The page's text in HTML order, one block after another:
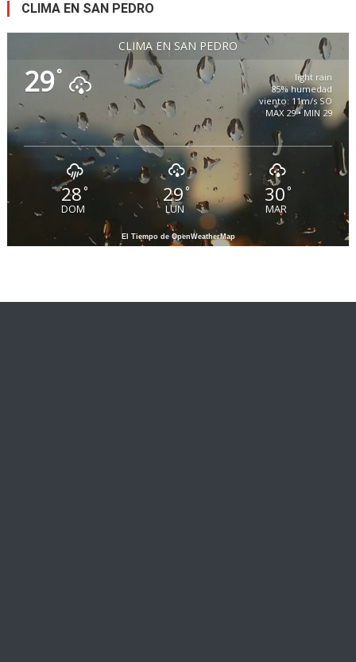
CLIMA EN SAN PEDRO
CLIMA EN SAN PEDRO
29°
light rain
85% humedad
viento: 11m/s SO
MAX 29 • MIN 29
28°
DOM
29 °
LUN
30°
MAR
El Tiempo de OpenWeatherMap